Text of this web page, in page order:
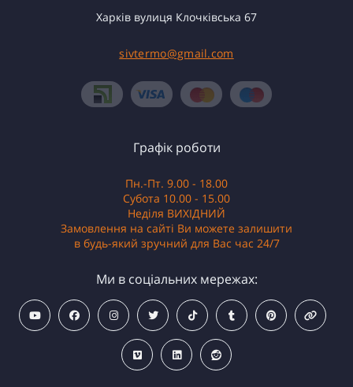
Харків вулиця Клочківська 67
sivtermo@gmail.com
Графік роботи
Пн.-Пт. 9.00 - 18.00
Субота 10.00 - 15.00
Неділя ВИХІДНИЙ
Замовлення на сайті Ви можете залишити
в будь-який зручний для Вас час 24/7
Ми в соціальних мережах: